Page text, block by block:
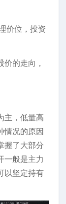
价位，投资
的走向，
主，低量高
情况的原因
握了大部分
一般是主力
以坚定持有